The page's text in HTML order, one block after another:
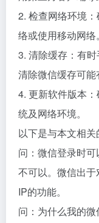
2. 检查网络环境
络或使用移动网络。
3. 清除缓存：有
清除微信缓存可能
4. 更新软件版本
统及网络环境。
以下是与本文相关
问：微信登录时
不可以。微信出
IP的功能。
问：为什么我的